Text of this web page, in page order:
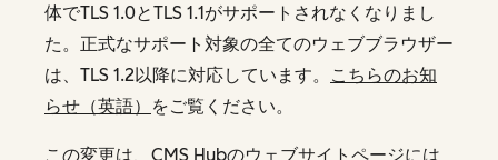
体でTLS 1.0とTLS 1.1がサポートされなくなりまし
た。正式なサポート対象の全てのウェブブラウザー
は、TLS 1.2以降に対応しています。
こちらのお知
らせ（英語）
をご覧ください。
この変更は、CMS Hubのウェブサイトページには